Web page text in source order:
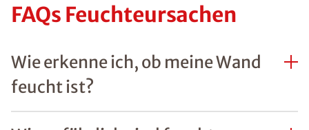
FAQs Feuchteursachen
Wie erkenne ich, ob meine Wand
feucht ist?